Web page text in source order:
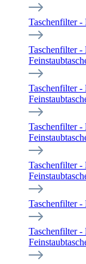
Taschenfilter
Taschenfilter
Taschenfilter
Taschenfilter
Taschenfilter
Taschenfilter -
Taschenfilter -